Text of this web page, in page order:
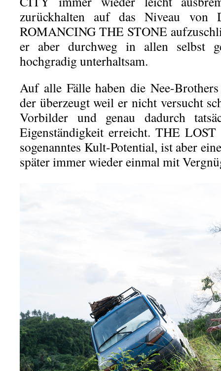
zurückhalten auf das Niveau von
ROMANCING THE STONE
er aber durchweg in allen selbst
hochgradig unterhaltsam.
Auf alle Fälle haben die Nee-
der überzeugt weil er nicht versucht
Vorbilder und genau dadurch
Eigenständigkeit erreicht. THE
sogenanntes Kult-Potential, ist aber
später immer wieder einmal mit